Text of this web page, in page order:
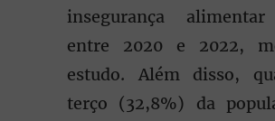
insegurança
entre 2020 e 2022,
estudo. Além disso,
terço (32,8%) da